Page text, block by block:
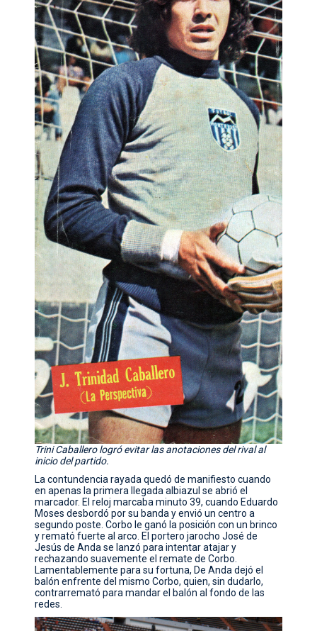
Trini Caballero logró evitar las anotaciones del rival al
inicio del partido.
La contundencia rayada quedó de manifiesto cuando
en apenas la primera llegada albiazul se abrió el
marcador. El reloj marcaba minuto 39, cuando Eduardo
Moses desbordó por su banda y envió un centro a
segundo poste. Corbo le ganó la posición con un brinco
y remató fuerte al arco. El portero jarocho José de
Jesús de Anda se lanzó para intentar atajar y
rechazando suavemente el remate de Corbo.
Lamentablemente para su fortuna, De Anda dejó el
balón enfrente del mismo Corbo, quien, sin dudarlo,
contrarremató para mandar el balón al fondo de las
redes.